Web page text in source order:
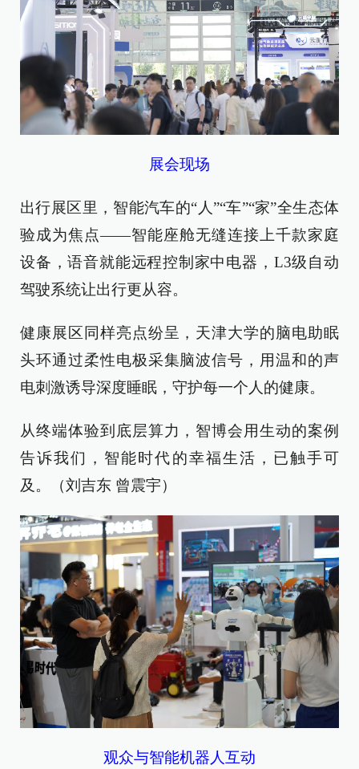
展会现场
出行展区里，智能汽车的“人”“车”“家”全生态体
验成为焦点——智能座舱无缝连接上千款家庭
设备，语音就能远程控制家中电器，L3级自动
驾驶系统让出行更从容。
健康展区同样亮点纷呈，天津大学的脑电助眠
头环通过柔性电极采集脑波信号，用温和的声
电刺激诱导深度睡眠，守护每一个人的健康。
从终端体验到底层算力，智博会用生动的案例
告诉我们，智能时代的幸福生活，已触手可
及。（刘吉东 曾震宇）
观众与智能机器人互动